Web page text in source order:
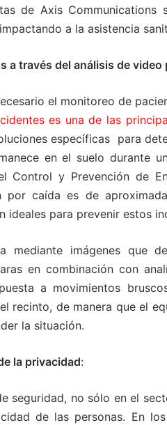
de Axis Communications
a la asistencia
a través del análisis de
el monitoreo de
es una de las
específicas para
en el suelo durante
Control y Prevención de
por caída es de
ideales para prevenir estos
mediante imágenes que
en combinación con
a movimientos
recinto, de manera que el
la situación.
la privacidad:
seguridad, no sólo en el
de las personas. En